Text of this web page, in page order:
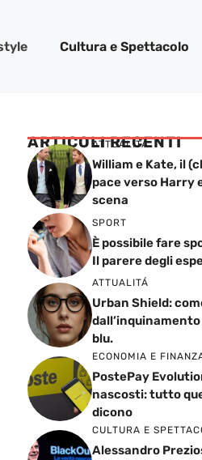
Cultura e Spettacolo
ARTICOLI RECENTI
ATTUALITÁ
William e Kate, il
pace verso Harry
scena
SPORT
È possibile fare
Il parere degli
ATTUALITÁ
Urban Shield:
blu.
ECONOMIA E
PostePay
nascosti: tutto
dicono
CULTURA E
Alessandro